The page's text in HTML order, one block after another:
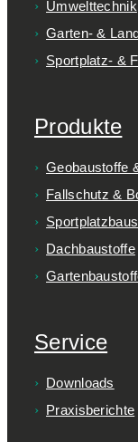
Umwelttechnik
Garten- &
Sportplatz- &
Produkte
Geobaustoffe
Fallschutz &
Dachbaustoffe
Service
Downloads
Praxisberichte